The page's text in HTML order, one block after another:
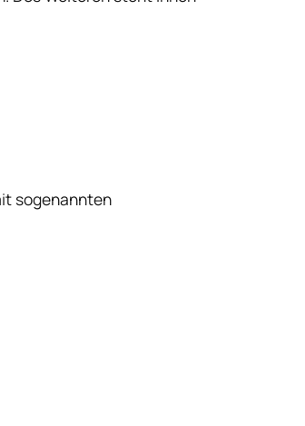
sogenannten